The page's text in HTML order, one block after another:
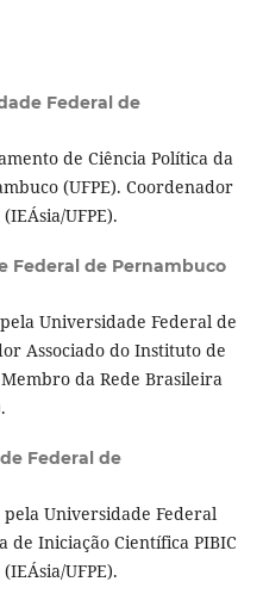
Federal de
de Ciência Política da
(UFPE). Coordenador
UFPE).
Federal de Pernambuco
Universidade Federal de
Associado do Instituto de
Membro da Rede Brasileira
Federal de
Universidade Federal
de Iniciação Científica PIBIC
UFPE).